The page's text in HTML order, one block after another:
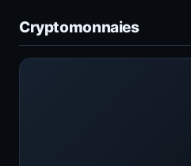
Cryptomonnaies